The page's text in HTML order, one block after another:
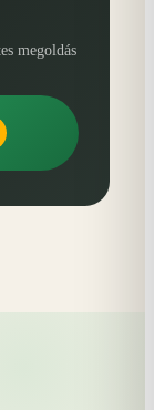
megoldás